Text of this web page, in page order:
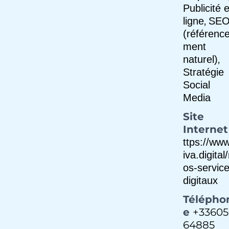
Publicité
ligne, SEO
ment
naturel),
Stratégie
Social
Media
Site
Internet
ttps://
os-
digitaux
e
64885